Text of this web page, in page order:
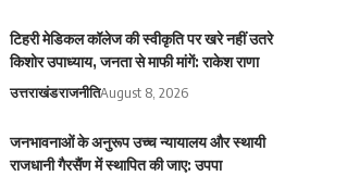
टिहरी मेडिकल कॉलेज की स्वीकृति पर खरे नहीं उतरे
किशोर उपाध्याय, जनता से माफी मांगें: राकेश राणा
उत्तराखंडराजनीतिAugust 8, 2026
जनभावनाओं के अनुरूप उच्च न्यायालय और स्थायी
राजधानी गैरसैंण में स्थापित की जाए: उपपा